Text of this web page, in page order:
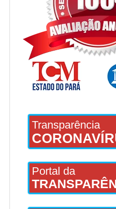
Transparência
Portal da